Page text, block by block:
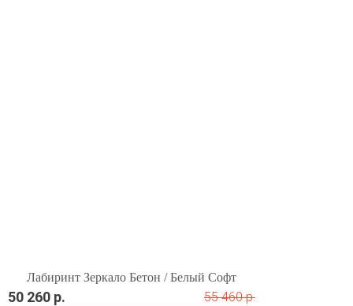
Лабиринт Зеркало Бетон / Белый Софт
50 260 р.
55 460 р.